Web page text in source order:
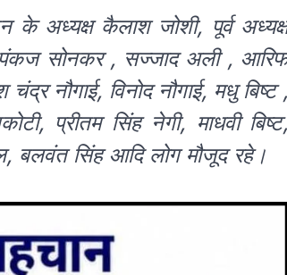
अध्यक्ष कैलाश जोशी, पूर्व
, पंकज सोनकर , सज्जाद अली ,
नौगाई, विनोद नौगाई, मधु बिष्ट ,
प्रीतम सिंह नेगी, माधवी बिष्ट,
बलवंत सिंह आदि लोग मौजूद रहे।